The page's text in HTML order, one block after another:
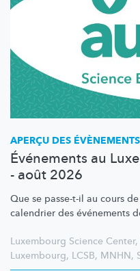
APERÇU DES ÉVÈNEMENTS
Événements au
- août 2026
Que se passe-t-il au cours
calendrier des événements
Luxembourg Science Center,
Luxembourg, LCSB, MNHN,